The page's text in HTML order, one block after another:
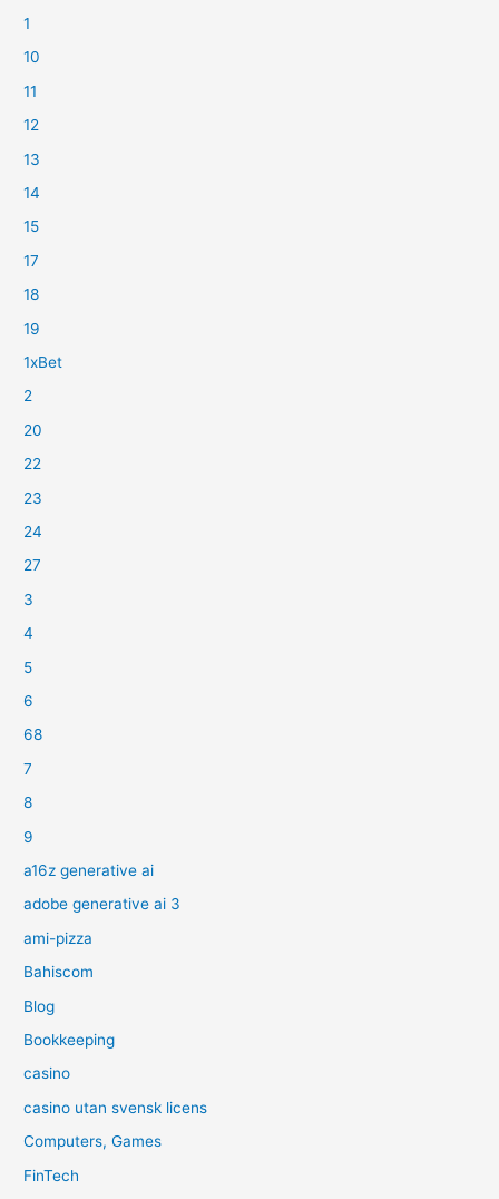
1
10
11
12
13
14
15
17
18
19
1xBet
2
20
22
23
24
27
3
4
5
6
68
7
8
9
a16z generative ai
adobe generative ai 3
ami-pizza
Bahiscom
Blog
Bookkeeping
casino
casino utan svensk licens
Computers, Games
FinTech